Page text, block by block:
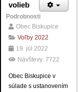
volieb
Podrobnosti
Obec Biskupice
Voľby 2022
19. júl 2022
Návštevy: 7722
Obec Biskupice v
súlade s ustanovením